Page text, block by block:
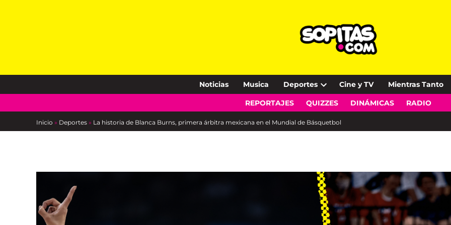
Noticias Musica Deportes
Open
dropdown
Cine y TV Mientras Tanto
REPORTAJES QUIZZES DINÁMICAS RADIO
Inicio » Deportes » La historia de Blanca Burns, primera árbitra mexicana en el Mundial de Básquetbol